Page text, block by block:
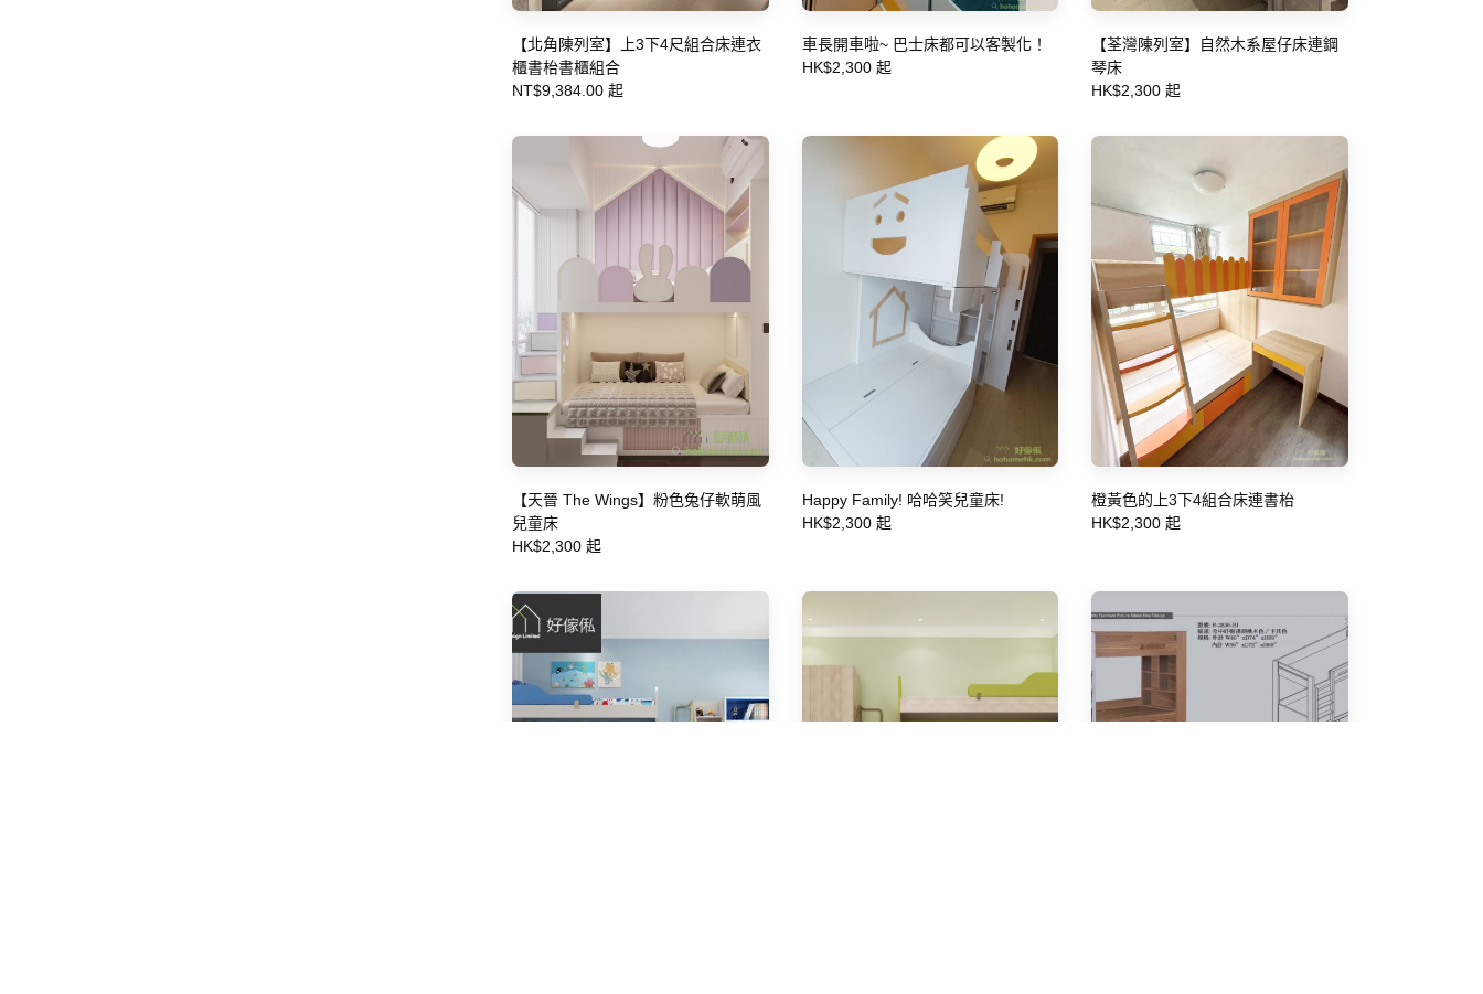
【北角陳列室】上3下4尺組合床連衣
櫃書枱書櫃組合
NT$9,384.00 起
車長開車啦~ 巴士床都可以客製化！
HK$2,300 起
【荃灣陳列室】自然木系屋仔床連鋼
琴床
HK$2,300 起
【天晉 The Wings】粉色兔仔軟萌風
兒童床
HK$2,300 起
Happy Family! 哈哈笑兒童床!
HK$2,300 起
橙黃色的上3下4組合床連書枱
HK$2,300 起